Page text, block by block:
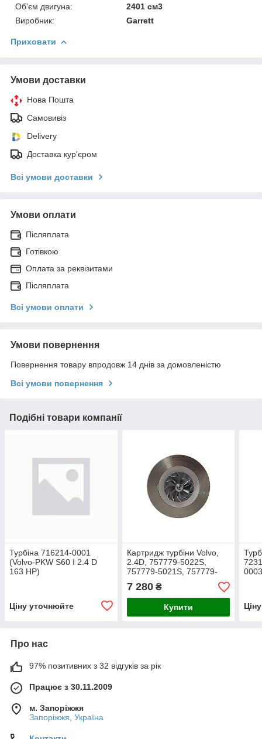
Об'єм двигуна:
2401 см3
Виробник:
Garrett
Приховати
Умови доставки
Нова Пошта
Самовивіз
Delivery
Доставка кур'єром
Всі умови доставки
Умови оплати
Післяплата
Готівкою
Оплата за реквізитами
Післяплата
Всі умови оплати
Умови повернення
Повернення товару впродовж 14 днів за домовленістю
Всі умови повернення
Подібні товари компанії
Турбіна 716214-0001
(Volvo-PKW S60 I 2.4 D
163 HP)
Ціну уточнюйте
Картридж турбіни Volvo,
2.4D, 757779-5022S,
757779-5021S, 757779-
5020S, 757779-5010S,
757779-0004
7 280₴
Купити
Про нас
97% позитивних з 32 відгуків за рік
Працює з 30.11.2009
м. Запоріжжя
Запоріжжя, Україна